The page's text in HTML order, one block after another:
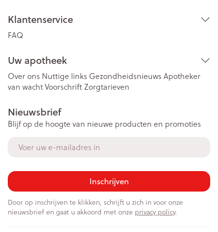
Klantenservice
FAQ
Uw apotheek
Over ons Nuttige links Gezondheidsnieuws Apotheker
van wachtVoorschriftZorgtarieven
Nieuwsbrief
Blijf op de hoogte van nieuwe producten en promoties
Inschrijven
Door op inschrijven te klikken, schrijft u zich in voor onze
nieuwsbrief en gaat u akkoord met onze privacy policy.